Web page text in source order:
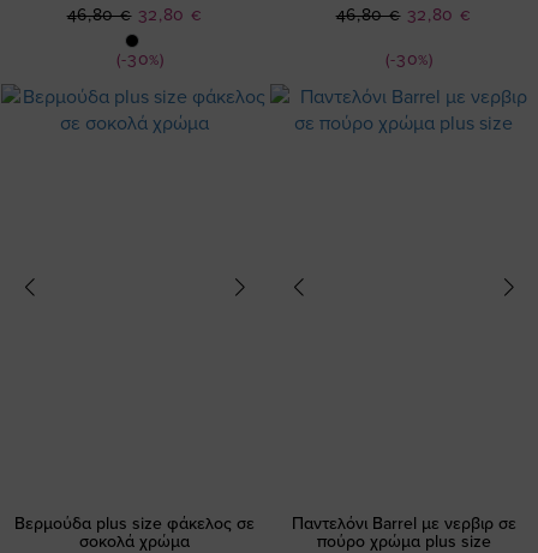
(-30%)
Ειδική
Τιμή
32,80 €
46,80 €
(-30%)
Ειδική
32,80 €
46,80 €
Βερμούδα plus size φάκελος σε
σοκολά χρώμα
Παντελόνι Barrel με νερβιρ σε
πούρο χρώμα plus size